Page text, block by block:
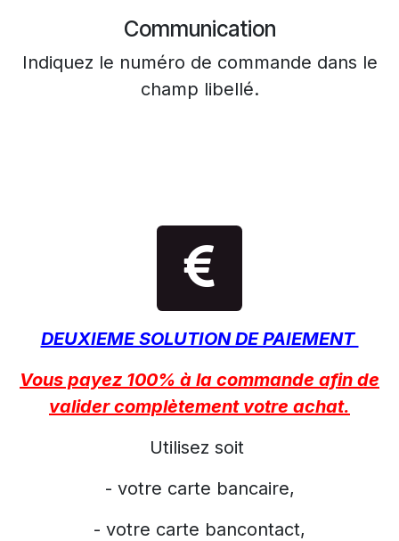
Communication
Indiquez le numéro de commande dans le
champ libellé.
DEUXIEME SOLUTION DE PAIEMENT
Vous payez 100% à la commande afin de
valider complètement votre achat.
Utilisez soit
- votre carte bancaire,
- votre carte bancontact,